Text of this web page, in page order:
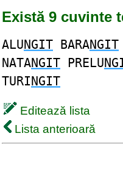
Există 9 cuvinte
ALUNGIT BARANGIT
NATANGIT PRELU
TURINGIT
Editează lista
Lista anterioară